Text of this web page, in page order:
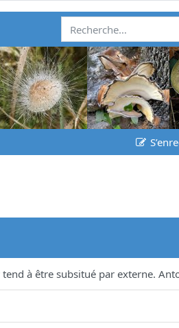
à être subsitué par externe.